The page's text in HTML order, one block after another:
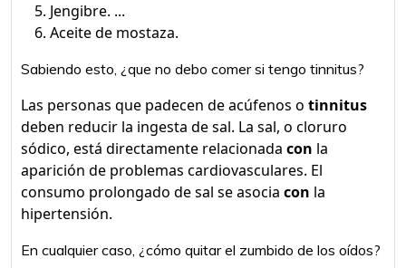
Jengibre. ...
Aceite de mostaza.
Sabiendo esto, ¿que no debo comer si tengo tinnitus?
Las personas que padecen de acúfenos o tinnitus
deben reducir la ingesta de sal. La sal, o cloruro
sódico, está directamente relacionada con la
aparición de problemas cardiovasculares. El
consumo prolongado de sal se asocia con la
hipertensión.
En cualquier caso, ¿cómo quitar el zumbido de los oídos?